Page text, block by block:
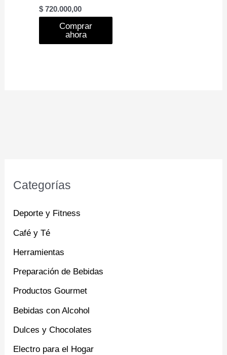
Categorías
Deporte y Fitness
Café y Té
Herramientas
Preparación de Bebidas
Productos Gourmet
Bebidas con Alcohol
Dulces y Chocolates
Electro para el Hogar
$ 720.000,00
Comprar
ahora